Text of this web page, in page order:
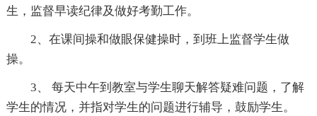
生，监督早读纪律及做好考勤工作。
2、在课间操和做眼保健操时，到班上监督学生做
操。
3、 每天中午到教室与学生聊天解答疑难问题，了解
学生的情况，并指对学生的问题进行辅导，鼓励学生。